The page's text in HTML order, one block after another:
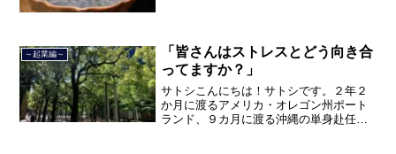
し、東京都品川区南大井で不...
～起業編～
「皆さんはストレスとどう向き合
ってますか？」
サトシこんにちは！サトシです。２年２
か月に渡るアメリカ・オレゴン州ポート
ランド、９カ月に渡る沖縄の単身赴任の